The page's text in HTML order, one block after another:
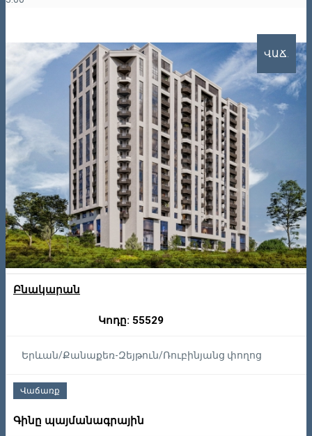
ՎԱՃ.
Բնակարան
Կոդը: 55529
Երևան/Քանաքեռ-Զեյթուն/Ռուբինյանց փողոց
Վաճառք
Գինը պայմանագրային